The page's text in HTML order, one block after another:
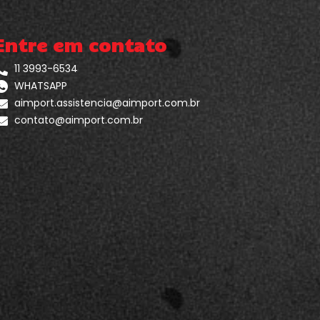
em contato
11 3993-6534
WHATSAPP
aimport.assistencia@aimport.com.br
contato@aimport.com.br